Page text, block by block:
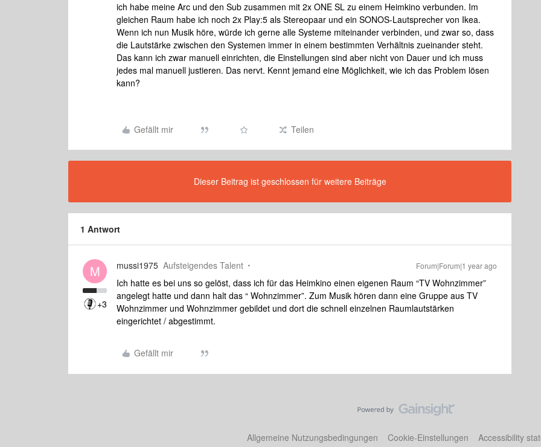
ich habe meine Arc und den Sub zusammen mit 2x ONE SL zu einem Heimkino verbunden. Im
gleichen Raum habe ich noch 2x Play:5 als Stereopaar und ein SONOS-Lautsprecher von Ikea.
Wenn ich nun Musik höre, würde ich gerne alle Systeme miteinander verbinden, und zwar so, dass
die Lautstärke zwischen den Systemen immer in einem bestimmten Verhältnis zueinander steht.
Das kann ich zwar manuell einrichten, die Einstellungen sind aber nicht von Dauer und ich muss
jedes mal manuell justieren. Das nervt. Kennt jemand eine Möglichkeit, wie ich das Problem lösen
kann?
Gefällt mir Teilen
Dieser Beitrag ist geschlossen für weitere Beiträge
1 Antwort
M
+3
mussi1975 Aufsteigendes Talent Forum|Forum|1 year ago
Ich hatte es bei uns so gelöst, dass ich für das Heimkino einen eigenen Raum “TV Wohnzimmer”
angelegt hatte und dann halt das “ Wohnzimmer”. Zum Musik hören dann eine Gruppe aus TV
Wohnzimmer und Wohnzimmer gebildet und dort die schnell einzelnen Raumlautstärken
eingerichtet / abgestimmt.
Gefällt mir
Allgemeine Nutzungsbedingungen Cookie-Einstellungen Accessibility